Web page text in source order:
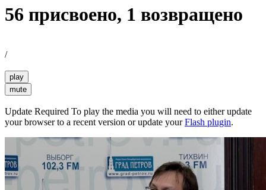
56 присвоено, 1 возвращено
/
play
mute
Update Required To play the media you will need to either update
your browser to a recent version or update yourFlash plugin.